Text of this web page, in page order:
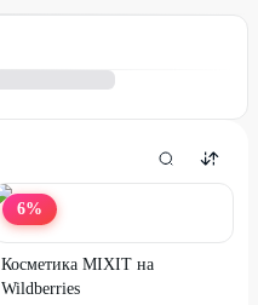
6%
Косметика MIXIT на
Wildberries